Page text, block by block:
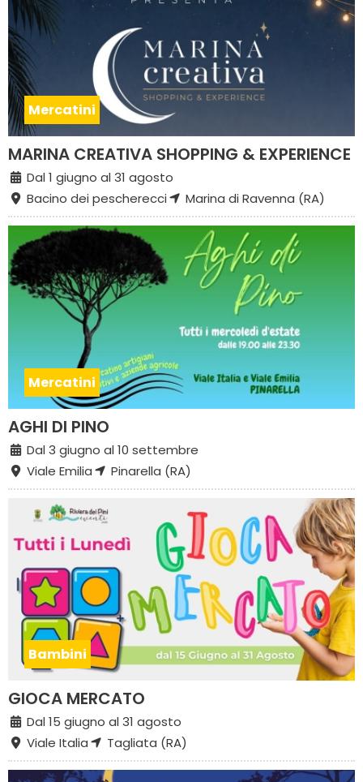
Mercatini
MARINA CREATIVA SHOPPING & EXPERIENCE
Dal 1 giugno al 31 agosto
Bacino dei pescherecci
Marina di Ravenna (RA)
Mercatini
AGHI DI PINO
Dal 3 giugno al 10 settembre
Viale Emilia
Pinarella (RA)
Bambini
GIOCA MERCATO
Dal 15 giugno al 31 agosto
Viale Italia
Tagliata (RA)